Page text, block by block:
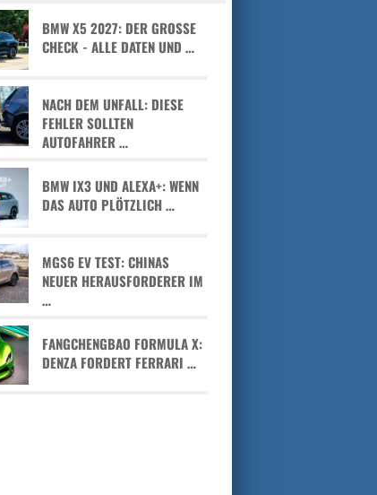
BMW X5 2027: DER GROSSE C
HECK - ALLE DATEN UND …
NACH DEM UNFALL: DIESE
FEHLER SOLLTEN
AUTOFAHRER …
BMW IX3 UND ALEXA+: WENN
DAS AUTO PLÖTZLICH …
MGS6 EV TEST: CHINAS
NEUER HERAUSFORDERER IM
…
FANGCHENGBAO FORMULA X:
DENZA FORDERT FERRARI …